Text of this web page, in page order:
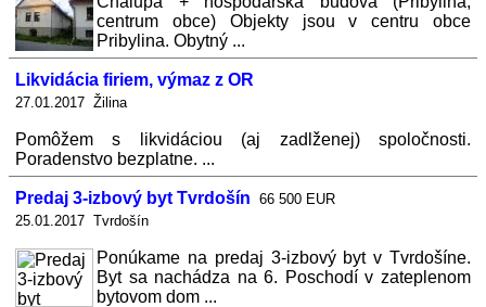
centrum obce) Objekty jsou v centru obce
Pribylina. Obytný ...
Likvidácia firiem, výmaz z OR
27.01.2017 Žilina
Pomôžem s likvidáciou (aj zadlženej) spoločnosti.
Poradenstvo bezplatne. ...
Predaj 3-izbový byt Tvrdošín 66 500 EUR
25.01.2017 Tvrdošín
Ponúkame na predaj 3-izbový byt v Tvrdošíne.
Byt sa nachádza na 6. Poschodí v zateplenom
bytovom dom ...